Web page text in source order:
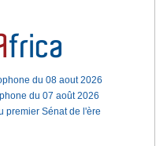
du 08 aout 2026
du 07 août 2026
premier Sénat de l'ère